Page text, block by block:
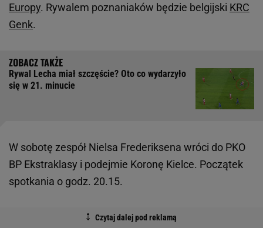
Europy. Rywalem poznaniaków będzie belgijski KRC
Genk.
Rywal Lecha miał szczęście? Oto co wydarzyło
się w 21. minucie
W sobotę zespół Nielsa Frederiksena wróci do PKO
BP Ekstraklasy i podejmie Koronę Kielce. Początek
spotkania o godz. 20.15.